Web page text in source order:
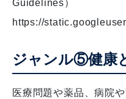
Guidelines）
https://
ジャンル⑤健康
医療問題や薬品、病院